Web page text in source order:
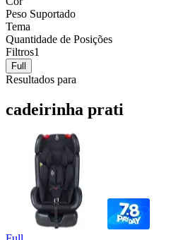
Peso Suportado
Tema
Quantidade de Posições
Filtros1
Full
Resultados para
cadeirinha prati